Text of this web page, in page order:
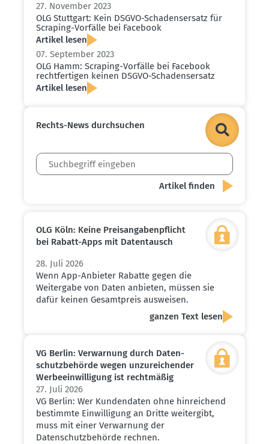
27. November 2023
OLG Stuttgart: Kein DSGVO-Schadens­ersatz für
Scraping-Vorfälle bei Facebook
Artikel lesen
07. September 2023
OLG Hamm: Scraping-Vorfälle bei Facebook
recht­fer­tigen keinen DSGVO-Schadens­ersatz
Artikel lesen
Rechts-News durch­suchen
OLG Köln: Keine Preis­an­ga­ben­pflicht
bei Rabatt-Apps mit Daten­tausch
28. Juli 2026
Wenn App-Anbieter Rabatte gegen die
Weitergabe von Daten anbieten, müssen sie
dafür keinen Gesamtpreis ausweisen.
ganzen Text lesen
VG Berlin: Verwarnung durch Daten­
schutz­be­hörde wegen unzurei­chender
Werbe­ein­wil­ligung ist recht­mäßig
27. Juli 2026
VG Berlin: Wer Kundendaten ohne hinreichend
bestimmte Einwilligung an Dritte weitergibt,
muss mit einer Verwarnung der
Datenschutzbehörde rechnen.